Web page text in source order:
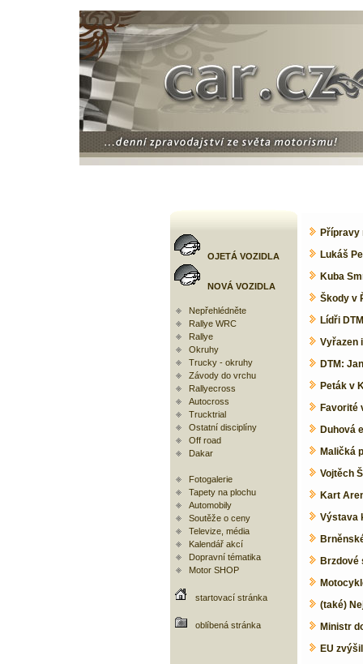
OJETÁ VOZIDLA
NOVÁ VOZIDLA
Nepřehlédněte
Rallye WRC
Rallye
Okruhy
Trucky - okruhy
Závody do vrchu
Rallyecross
Autocross
Trucktrial
Ostatní disciplíny
Off road
Dakar
Fotogalerie
Tapety na plochu
Automobily
Soutěže o ceny
Televize, média
Kalendář akcí
Dopravní tématika
Motor SHOP
startovací stránka
oblíbená stránka
Přípravy
Lukáš
Kuba
Škody v
Lídři
Vyřazen
DTM:
Peták v
Favorité
Duhová
Maličká
Vojtěch
Kart
Výstava
Brzdové
(také)
Ministr
EU